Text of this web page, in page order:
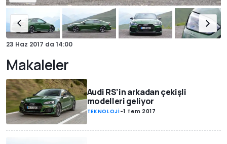
23 Haz 2017 da 14:00
Makaleler
Audi RS’in arkadan çekişli
modelleri geliyor
TEKNOLOJİ-1 Tem 2017